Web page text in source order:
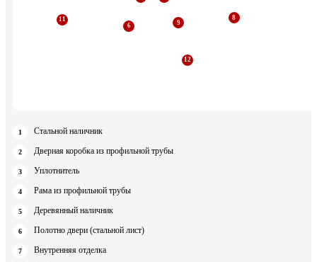
Стальной наличник
Дверная коробка из профильной трубы
Уплотнитель
Рама из профильной трубы
Деревянный наличник
Полотно двери (стальной лист)
Внутренняя отделка